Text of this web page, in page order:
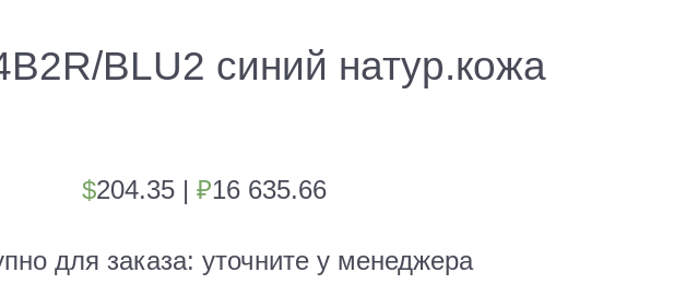
BLU2 синий натур.кожа
$204.35 | ₽16 635.66
для заказа:уточните у менеджера